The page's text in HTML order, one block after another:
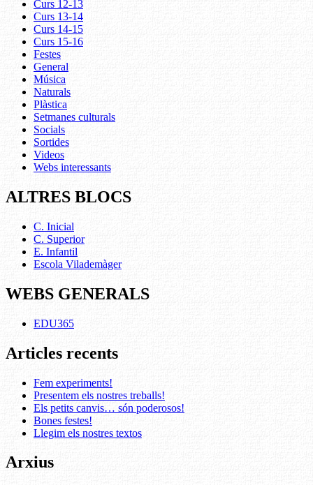
Curs 12-13
Curs 13-14
Curs 14-15
Curs 15-16
Festes
General
Música
Naturals
Plàstica
Setmanes culturals
Socials
Sortides
Videos
Webs interessants
ALTRES BLOCS
C. Inicial
C. Superior
E. Infantil
Escola Vilademàger
WEBS GENERALS
EDU365
Articles recents
Fem experiments!
Presentem els nostres treballs!
Els petits canvis… són poderosos!
Bones festes!
Llegim els nostres textos
Arxius